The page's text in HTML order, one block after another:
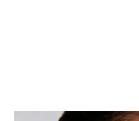
Μαλλιά - Νύχια